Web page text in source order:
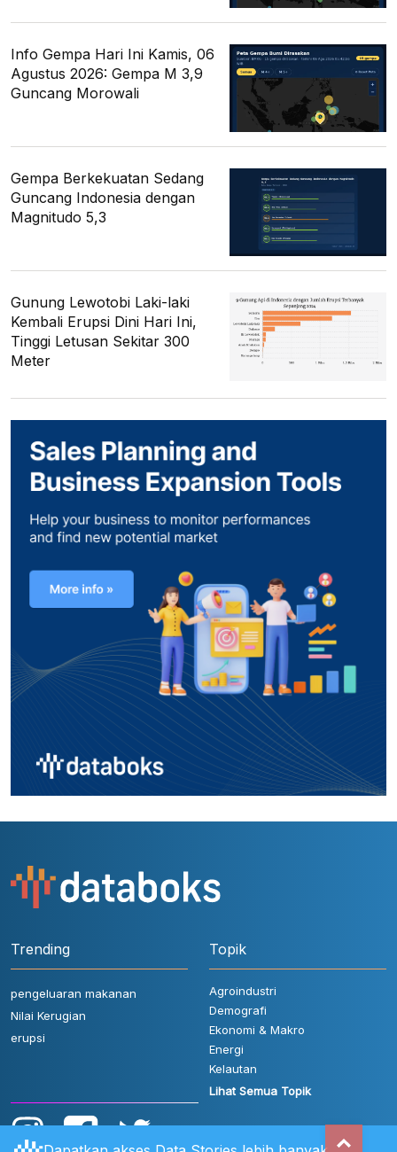
Info Gempa Hari Ini Kamis, 06
Agustus 2026: Gempa M 3,9
Guncang Morowali
Gempa Berkekuatan Sedang
Guncang Indonesia dengan
Magnitudo 5,3
Gunung Lewotobi Laki-laki
Kembali Erupsi Dini Hari Ini,
Tinggi Letusan Sekitar 300
Meter
Trending
pengeluaran makanan
Nilai Kerugian
erupsi
Topik
Agroindustri
Demografi
Ekonomi & Makro
Energi
Kelautan
Lihat Semua Topik